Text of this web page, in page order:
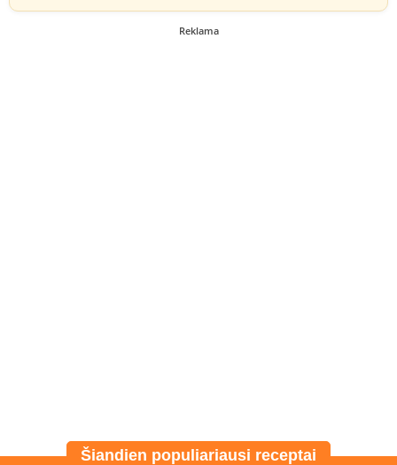
Reklama
Šiandien populiariausi receptai